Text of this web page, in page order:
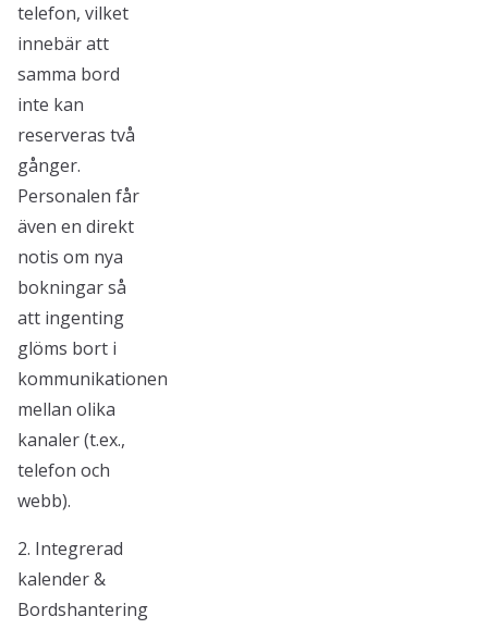
telefon, vilket
innebär att
samma bord
inte kan
reserveras två
gånger.
Personalen får
även en direkt
notis om nya
bokningar så
att ingenting
glöms bort i
kommunikationen
mellan olika
kanaler (t.ex.,
telefon och
webb).
2. Integrerad
kalender &
Bordshantering